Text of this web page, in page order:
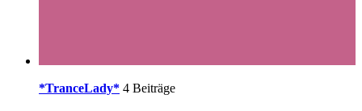
*TranceLady* 4 Beiträge